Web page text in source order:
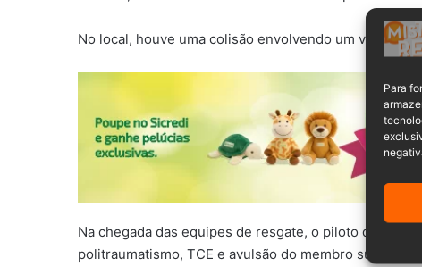
Para
No local, houve uma colisão envolvendo um veículo
Na chegada das equipes de resgate, o piloto da moto
politraumatismo, TCE e avulsão do membro superior